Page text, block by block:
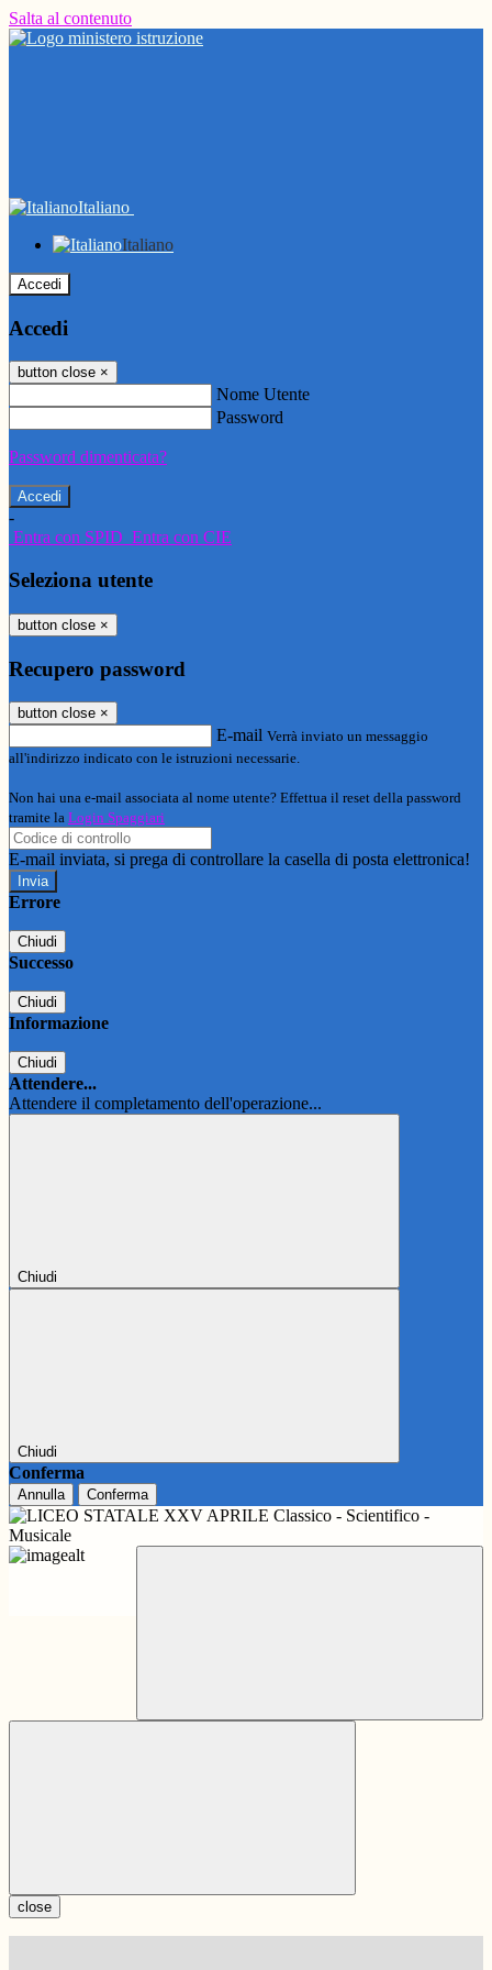
Salta al contenuto
Italiano
Italiano
Accedi
Accedi
button close ×
Nome Utente
Password
Password dimenticata?
-
Entra con SPID Entra con CIE
Seleziona utente
button close ×
Recupero password
button close ×
E-mail Verrà inviato un messaggio
all'indirizzo indicato con le istruzioni necessarie.
Non hai una e-mail associata al nome utente? Effettua il reset della password
tramite la Login Spaggiari
E-mail inviata, si prega di controllare la casella di posta elettronica!
Errore
Chiudi
Successo
Chiudi
Informazione
Chiudi
Attendere...
Attendere il completamento dell'operazione...
Chiudi
Chiudi
Conferma
Annulla Conferma
close